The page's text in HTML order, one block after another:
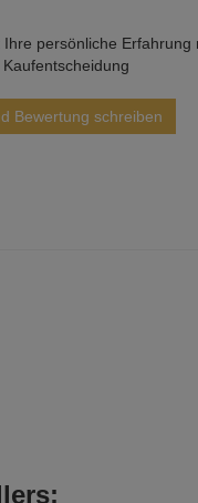
persönliche
Bewertung schreiben